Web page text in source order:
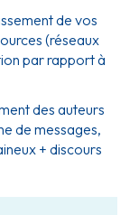
de vos
(réseaux
par rapport à
des auteurs
de messages,
+ discours